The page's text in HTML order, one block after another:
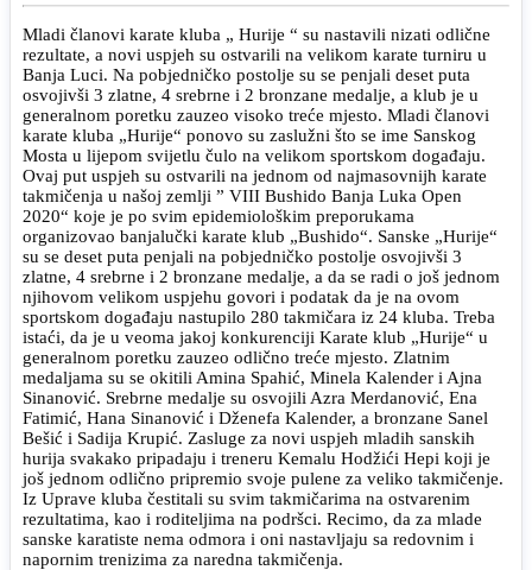
Mladi članovi karate kluba „ Hurije “ su nastavili nizati odlične
rezultate, a novi uspjeh su ostvarili na velikom karate turniru u
Banja Luci. Na pobjedničko postolje su se penjali deset puta
osvojivši 3 zlatne, 4 srebrne i 2 bronzane medalje, a klub je u
generalnom poretku zauzeo visoko treće mjesto. Mladi članovi
karate kluba „Hurije“ ponovo su zaslužni što se ime Sanskog
Mosta u lijepom svijetlu čulo na velikom sportskom događaju.
Ovaj put uspjeh su ostvarili na jednom od najmasovnijh karate
takmičenja u našoj zemlji ” VIII Bushido Banja Luka Open
2020“ koje je po svim epidemiološkim preporukama
organizovao banjalučki karate klub „Bushido“. Sanske „Hurije“
su se deset puta penjali na pobjedničko postolje osvojivši 3
zlatne, 4 srebrne i 2 bronzane medalje, a da se radi o još jednom
njihovom velikom uspjehu govori i podatak da je na ovom
sportskom događaju nastupilo 280 takmičara iz 24 kluba. Treba
istaći, da je u veoma jakoj konkurenciji Karate klub „Hurije“ u
generalnom poretku zauzeo odlično treće mjesto. Zlatnim
medaljama su se okitili Amina Spahić, Minela Kalender i Ajna
Sinanović. Srebrne medalje su osvojili Azra Merdanović, Ena
Fatimić, Hana Sinanović i Dženefa Kalender, a bronzane Sanel
Bešić i Sadija Krupić. Zasluge za novi uspjeh mladih sanskih
hurija svakako pripadaju i treneru Kemalu Hodžići Hepi koji je
još jednom odlično pripremio svoje pulene za veliko takmičenje.
Iz Uprave kluba čestitali su svim takmičarima na ostvarenim
rezultatima, kao i roditeljima na podršci. Recimo, da za mlade
sanske karatiste nema odmora i oni nastavljaju sa redovnim i
napornim trenizima za naredna takmičenja.